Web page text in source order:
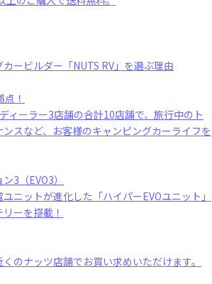
ービルダー「NUTS RV」を選ぶ理由
！
ィーラー3店舗の合計10店舗で、旅行中のト
スなど、お客様のキャンピングカーライフを
3（EVO3）
ニットが進化した「ハイパーEVOユニット」
ーを搭載！
のナッツ店舗でお買い求めいただけます。